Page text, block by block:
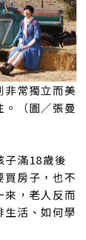
常獨立而美
（圖／張曼
子滿18歲後
買房子，也不
來，老人反而
活、如何學